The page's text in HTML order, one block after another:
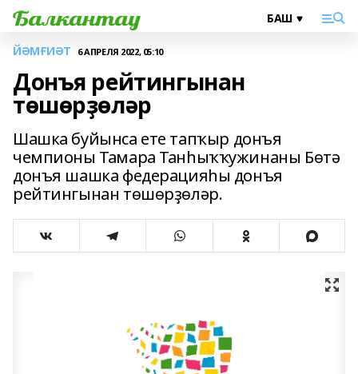
ЙӘМҒИӘТ 6 АПРЕЛЯ 2022, 05:10
Донъя рейтингынан
төшөрҙөләр
Шашка буйынса ете тапҡыр донъя
чемпионы Тамара Танһыҡҡужинаны Бөтә
донъя шашка федерацияһы донъя
рейтингынан төшөрҙөләр.